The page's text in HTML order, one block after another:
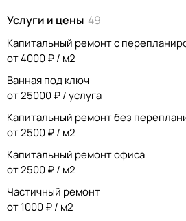
Услуги и цены 49
Капитальный ремонт с
от 4000 ₽ / м2
Ванная под ключ
от 25000 ₽ / услуга
Капитальный ремонт без
от 2500 ₽ / м2
Капитальный ремонт офиса
от 2500 ₽ / м2
Частичный ремонт
от 1000 ₽ / м2